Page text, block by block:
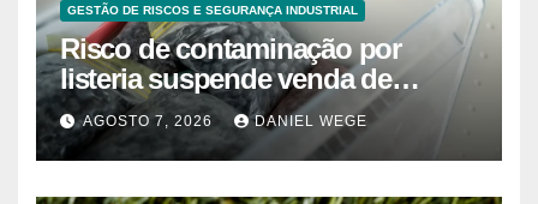
GESTÃO DE RISCOS E SEGURANÇA INDUSTRIAL
Risco de contaminação por
listeria suspende venda de
mirtilos em fábricas da América
do Norte – Mix Vale
AGOSTO 7, 2026 DANIEL WEGE